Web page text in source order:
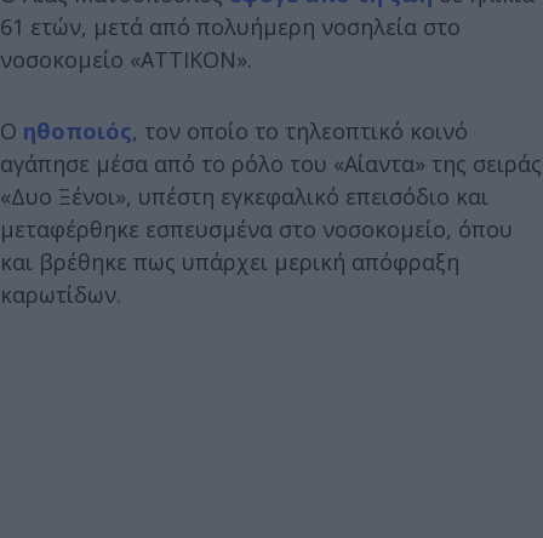
61 ετών, μετά από πολυήμερη νοσηλεία στο
νοσοκομείο «ΑΤΤΙΚΟΝ».
Ο ηθοποιός, τον οποίο το τηλεοπτικό κοινό
αγάπησε μέσα από το ρόλο του «Αίαντα» της σειράς
«Δυο Ξένοι», υπέστη εγκεφαλικό επεισόδιο και
μεταφέρθηκε εσπευσμένα στο νοσοκομείο, όπου
και βρέθηκε πως υπάρχει μερική απόφραξη
καρωτίδων.